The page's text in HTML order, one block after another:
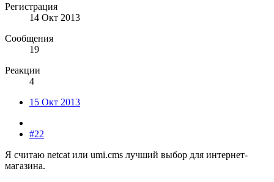
Регистрация
14 Окт 2013
Сообщения
19
Реакции
4
15 Окт 2013
#22
Я считаю netcat или umi.cms лучший выбор для интернет-
магазина.